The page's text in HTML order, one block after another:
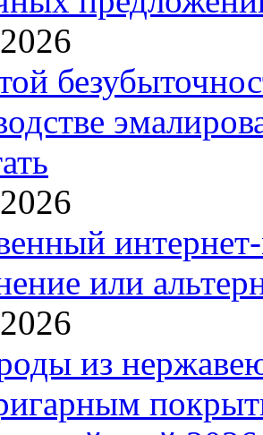
или
из